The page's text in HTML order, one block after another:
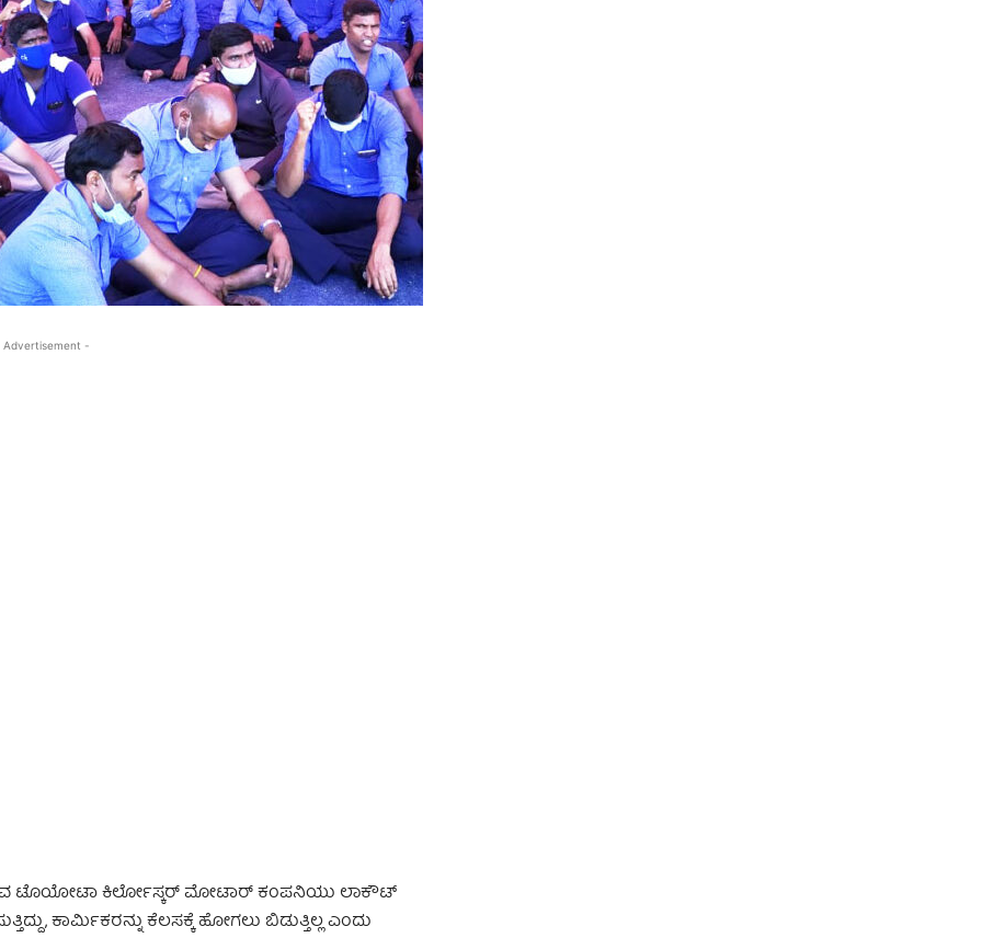
-
ಟೊಯೋಟಾ ಕಿರ್ಲೋಸ್ಕರ್ ಮೋಟಾರ್ ಕಂಪನಿಯು ಲಾಕೌಟ್‌
ಕಾರ್ಮಿಕರನ್ನು ಕೆಲಸಕ್ಕೆ ಹೋಗಲು ಬಿಡುತ್ತಿಲ್ಲ ಎಂದು